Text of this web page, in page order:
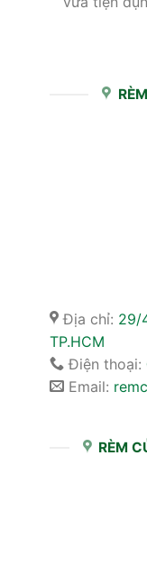
Địa chỉ: 29/
TP.HCM
Điện thoại:
Email:
RÈM